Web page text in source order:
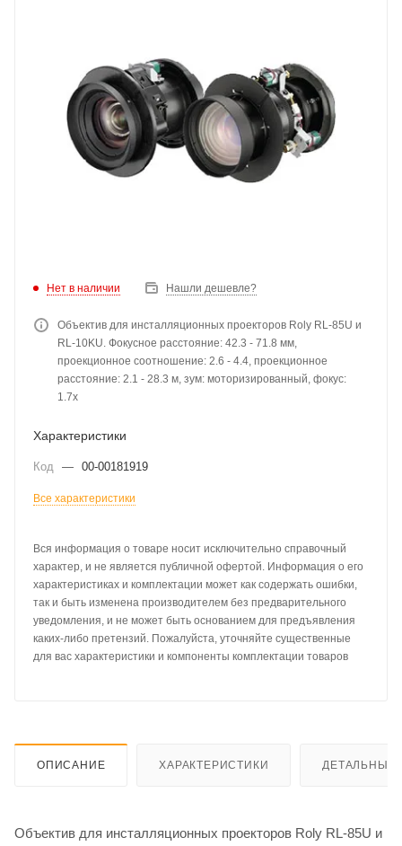
Нет в наличии Нашли дешевле?
Объектив для инсталляционных проекторов Roly RL-85U и
RL-10KU. Фокусное расстояние: 42.3 - 71.8 мм,
проекционное соотношение: 2.6 - 4.4, проекционное
расстояние: 2.1 - 28.3 м, зум: моторизированный, фокус:
1.7х
Характеристики
Код — 00-00181919
Все характеристики
Вся информация о товаре носит исключительно справочный
характер, и не является публичной офертой. Информация о его
характеристиках и комплектации может как содержать ошибки,
так и быть изменена производителем без предварительного
уведомления, и не может быть основанием для предъявления
каких-либо претензий. Пожалуйста, уточняйте существенные
для вас характеристики и компоненты комплектации товаров
ОПИСАНИЕ ХАРАКТЕРИСТИКИ ДЕТАЛЬНЫЕ
Объектив для инсталляционных проекторов Roly RL-85U и